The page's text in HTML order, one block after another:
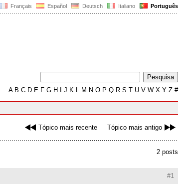
Français Español Deutsch Italiano Português
AB C D E F G H J K L M N O P Q R S T U V W X Y Z #
Tópico mais recente Tópico mais antigo
2 posts
#1